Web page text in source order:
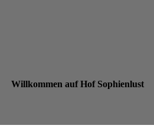
Willkommen auf Hof Sophienlust